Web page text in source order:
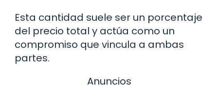
Esta cantidad suele ser un porcentaje
del precio total y actúa como un
compromiso que vincula a ambas
partes.
Anuncios